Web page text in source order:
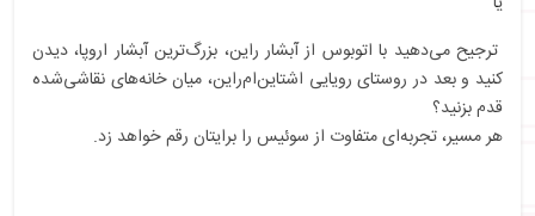
ترجیح می‌دهید با اتوبوس از آبشار راین، بزرگ‌ترین آبشار اروپا، دیدن
کنید و بعد در روستای رویایی اشتاین‌ام‌راین، میان خانه‌های نقاشی‌شده
قدم بزنید؟
هر مسیر، تجربه‌ای متفاوت از سوئیس را برایتان رقم خواهد زد.